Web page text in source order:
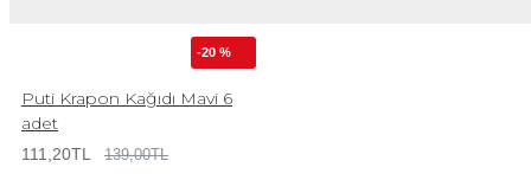
-20 %
Puti Krapon Kağıdı Mavi 6
adet
111,20TL 139,00TL